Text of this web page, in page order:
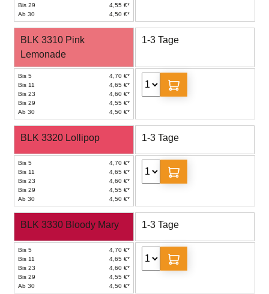
Bis 29
4,55 €*
Ab 30
4,50 €*
BLK 3310 Pink
Lemonade
1-3 Tage
Bis 5
4,70 €*
Bis 11
4,65 €*
Bis 23
4,60 €*
Bis 29
4,55 €*
Ab 30
4,50 €*
BLK 3320 Lollipop 1-3 Tage
Bis 5
4,70 €*
Bis 11
4,65 €*
Bis 23
4,60 €*
Bis 29
4,55 €*
Ab 30
4,50 €*
BLK 3330 Bloody Mary 1-3 Tage
Bis 5
4,70 €*
Bis 11
4,65 €*
Bis 23
4,60 €*
Bis 29
4,55 €*
Ab 30
4,50 €*